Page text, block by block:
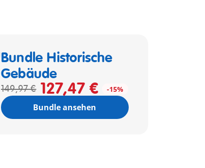
Bundle Historische
Gebäude
149,97 € 127,47 € -15%
Bundle ansehen